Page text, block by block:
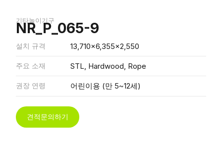
기타놀이기구
NR_P_065-9
설치 규격 13,710x6,355x2,550
주요 소재 STL, Hardwood, Rope
권장 연령 어린이용 (만 5~12세)
견적문의하기